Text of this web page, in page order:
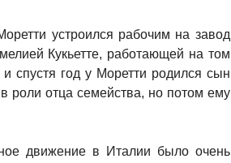
устроился рабочим на завод
Кукьетте, работающей на том
спустя год у Моретти родился сын
роли отца семейства, но потом ему
движение в Италии было очень